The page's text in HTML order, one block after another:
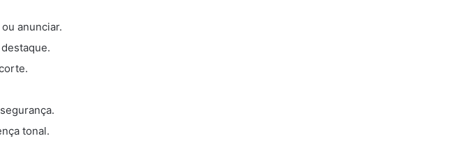
anunciar.
tonal.